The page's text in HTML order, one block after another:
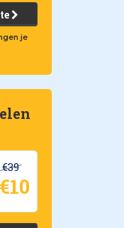
je
€39
€10